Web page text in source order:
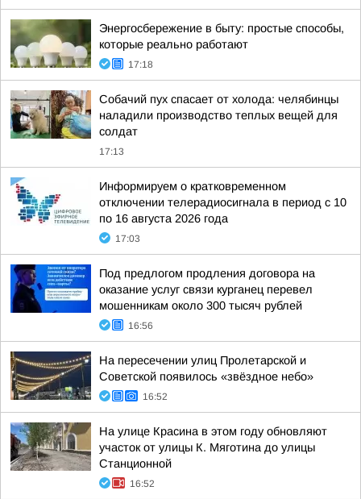
Энергосбережение в быту: простые способы,
которые реально работают
17:18
Собачий пух спасает от холода: челябинцы
наладили производство теплых вещей для
солдат
17:13
Информируем о кратковременном
отключении телерадиосигнала в период с 10
по 16 августа 2026 года
17:03
Под предлогом продления договора на
оказание услуг связи курганец перевел
мошенникам около 300 тысяч рублей
16:56
На пересечении улиц Пролетарской и
Советской появилось «звёздное небо»
16:52
На улице Красина в этом году обновляют
участок от улицы К. Мяготина до улицы
Станционной
16:52